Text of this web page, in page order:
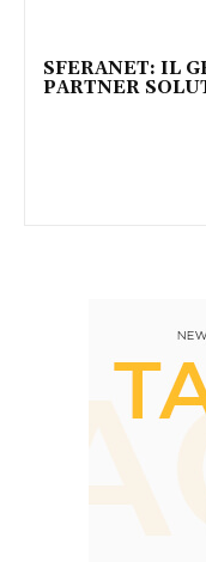
SFERANET: IL
PARTNER